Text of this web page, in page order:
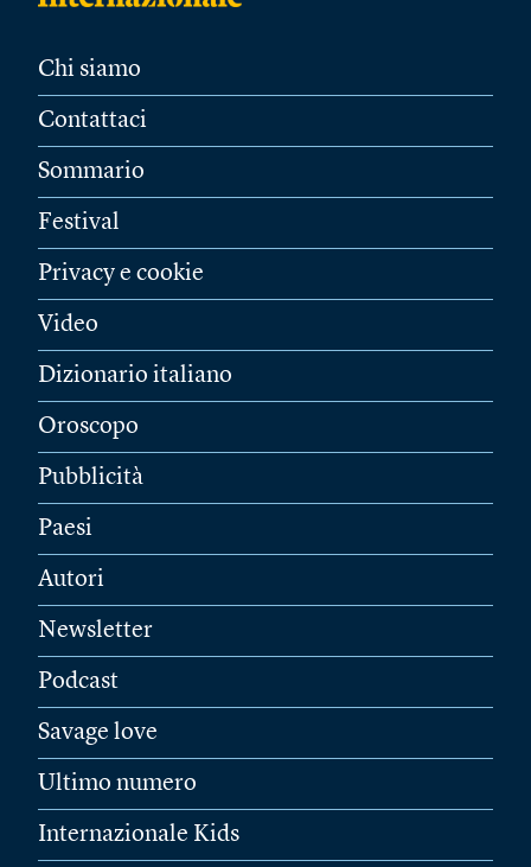
Chi siamo
Contattaci
Sommario
Festival
Privacy e cookie
Video
Dizionario italiano
Oroscopo
Pubblicità
Paesi
Autori
Newsletter
Podcast
Savage love
Ultimo numero
Internazionale Kids